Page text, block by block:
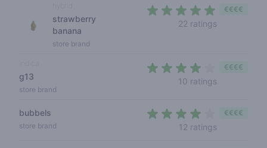
strawberry
banana
store brand
22 ratings
€€€€
g13
store brand
10 ratings
€€€€
bubbels
store brand 12 ratings
€€€€